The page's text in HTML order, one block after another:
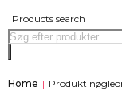
Products search
Home | Produkt